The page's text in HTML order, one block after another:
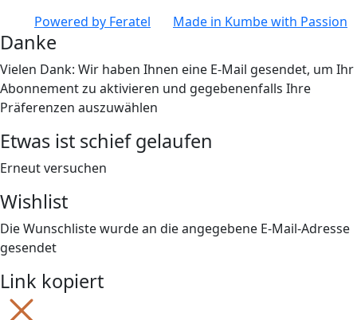
Powered by Feratel Made in Kumbewith Passion
Danke
Vielen Dank: Wir haben Ihnen eine E-Mail gesendet, um Ihr
Abonnement zu aktivieren und gegebenenfalls Ihre
Präferenzen auszuwählen
Etwas ist schief gelaufen
Erneut versuchen
Wishlist
Die Wunschliste wurde an die angegebene E-Mail-Adresse
gesendet
Link kopiert